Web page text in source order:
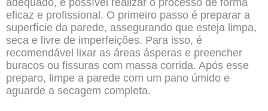
adequado, é possível realizar o processo de forma
eficaz e profissional. O primeiro passo é preparar a
superfície da parede, assegurando que esteja limpa,
seca e livre de imperfeições. Para isso, é
recomendável lixar as áreas ásperas e preencher
buracos ou fissuras com massa corrida. Após esse
preparo, limpe a parede com um pano úmido e
aguarde a secagem completa.